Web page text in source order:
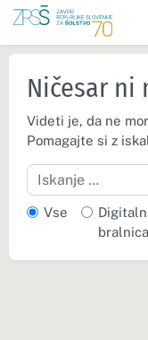
Ničesar ni
Videti je, da ne
Pomagajte si z
Iskanje
Vse
bralnica